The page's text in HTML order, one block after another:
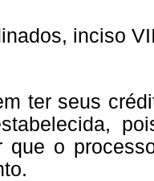
inciso
ter seus
que o